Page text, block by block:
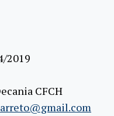
2019
CFCH